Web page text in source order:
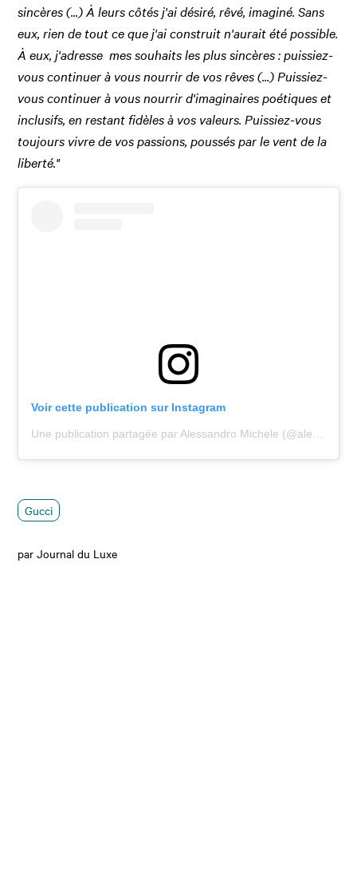
sincères (...) À leurs côtés j'ai désiré, rêvé, imaginé. Sans
eux, rien de tout ce que j'ai construit n'aurait été possible.
À eux, j'adresse mes souhaits les plus sincères : puissiez-
vous continuer à vous nourrir de vos rêves (...) Puissiez-
vous continuer à vous nourrir d'imaginaires poétiques et
inclusifs, en restant fidèles à vos valeurs. Puissiez-vous
toujours vivre de vos passions, poussés par le vent de la
liberté."
Voir cette publication sur Instagram
Une publication partagée par Alessandro Michele (@alessandro_michele)
Gucci
par Journal du Luxe